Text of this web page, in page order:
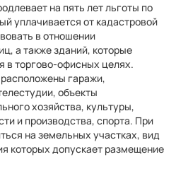
на пять лет льготы по
уплачивается от кадастровой
в отношении
а также зданий, которые
в торгово-офисных целях.
гаражи,
объекты
хозяйства, культуры,
и производства, спорта. При
на земельных участках, вид
которых допускает размещение